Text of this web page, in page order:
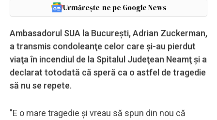
Urmărește-ne pe Google News
Ambasadorul SUA la Bucureşti, Adrian Zuckerman,
a transmis condoleanţe celor care şi-au pierdut
viaţa în incendiul de la Spitalul Judeţean Neamţ şi a
declarat totodată că speră ca o astfel de tragedie
să nu se repete.
"E o mare tragedie şi vreau să spun din nou că